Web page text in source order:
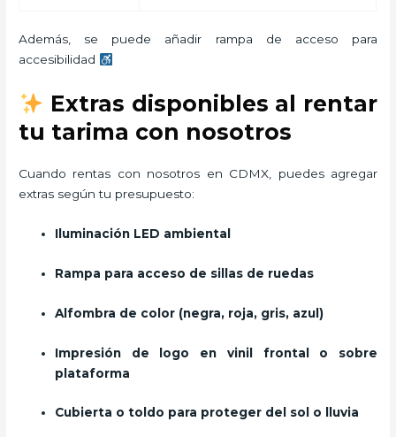
Además, se puede añadir rampa de acceso para
accesibilidad
Extras disponibles al rentar
tu tarima con nosotros
Cuando rentas con nosotros en CDMX, puedes agregar
extras según tu presupuesto:
Iluminación LED ambiental
Rampa para acceso de sillas de ruedas
Alfombra de color (negra, roja, gris, azul)
Impresión de logo en vinil frontal o sobre
plataforma
Cubierta o toldo para proteger del sol o lluvia